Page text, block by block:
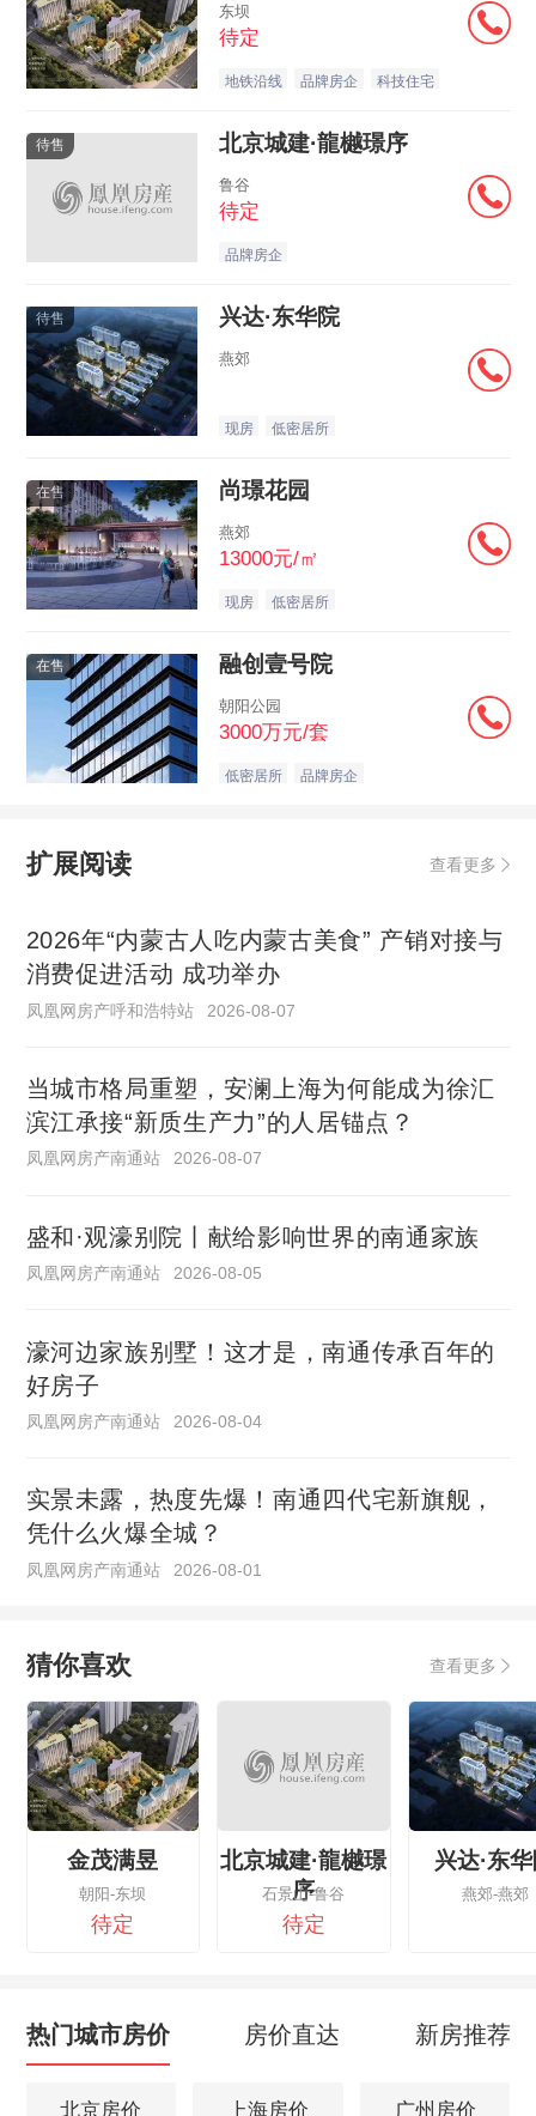
东坝
待定
地铁沿线 品牌房企 科技住宅
待售 北京城建·龍樾璟序
鲁谷
待定
品牌房企
待售 兴达·东华院
燕郊
现房 低密居所
在售 尚璟花园
燕郊
13000元/㎡
现房 低密居所
在售 融创壹号院
朝阳公园
3000万元/套
低密居所 品牌房企
扩展阅读 查看更多
2026年“内蒙古人吃内蒙古美食” 产销对接与
消费促进活动 成功举办
凤凰网房产呼和浩特站 2026-08-07
当城市格局重塑，安澜上海为何能成为徐汇
滨江承接“新质生产力”的人居锚点？
凤凰网房产南通站 2026-08-07
盛和·观濠别院丨献给影响世界的南通家族
凤凰网房产南通站 2026-08-05
濠河边家族别墅！这才是，南通传承百年的
好房子
凤凰网房产南通站 2026-08-04
实景未露，热度先爆！南通四代宅新旗舰，
凭什么火爆全城？
凤凰网房产南通站 2026-08-01
猜你喜欢 查看更多
金茂满昱
朝阳-东坝
待定
北京城建·龍樾璟
序
石景山-鲁谷
待定
兴达·东
燕郊-燕郊
热门城市房价 房价直达 新房推荐
北京房价 上海房价 广州房价